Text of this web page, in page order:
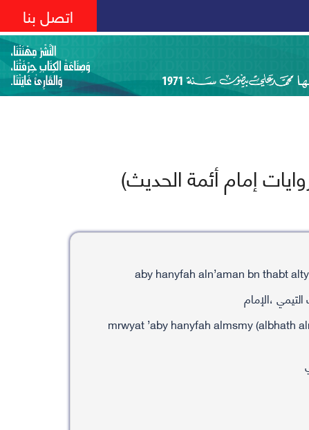
اتصل بنا
إمام أئمة الحديث)
،الإمام
mrwyat ’aby hanyfah almsmy (albhath